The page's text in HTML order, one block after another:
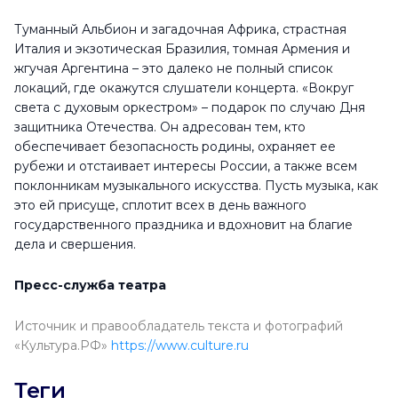
Туманный Альбион и загадочная Африка, страстная
Италия и экзотическая Бразилия, томная Армения и
жгучая Аргентина – это далеко не полный список
локаций, где окажутся слушатели концерта. «Вокруг
света с духовым оркестром» – подарок по случаю Дня
защитника Отечества. Он адресован тем, кто
обеспечивает безопасность родины, охраняет ее
рубежи и отстаивает интересы России, а также всем
поклонникам музыкального искусства. Пусть музыка, как
это ей присуще, сплотит всех в день важного
государственного праздника и вдохновит на благие
дела и свершения.
Пресс-служба театра
Источник и правообладатель текста и фотографий
«Культура.РФ» https://www.culture.ru
Теги